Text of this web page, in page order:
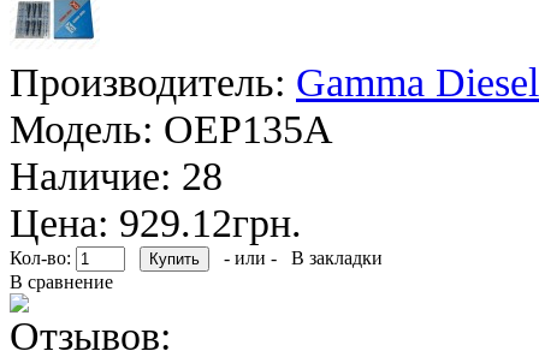
Производитель: Gamma Diesel
Модель: OEP135A
Наличие: 28
Цена: 929.12грн.
Кол-во: - или -
В закладки
В сравнение